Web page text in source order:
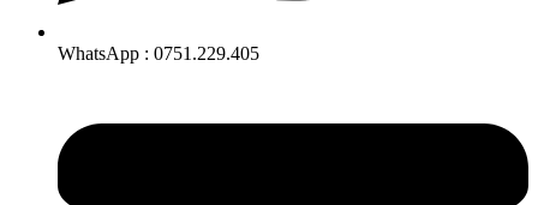
WhatsApp : 0751.229.405